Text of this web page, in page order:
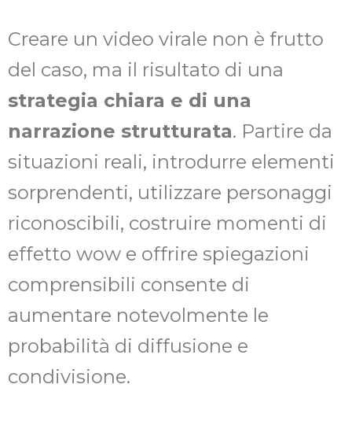
Creare un video virale non è frutto
del caso, ma il risultato di una
strategia chiara e di una
narrazione strutturata. Partire da
situazioni reali, introdurre elementi
sorprendenti, utilizzare personaggi
riconoscibili, costruire momenti di
effetto wow e offrire spiegazioni
comprensibili consente di
aumentare notevolmente le
probabilità di diffusione e
condivisione.